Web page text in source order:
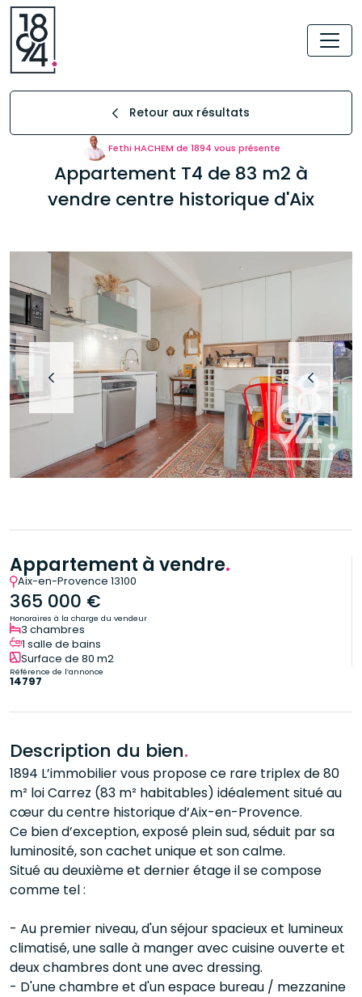
Retour aux résultats
Fethi HACHEM de 1894 vous présente
Appartement T4 de 83 m2 à
vendre centre historique d'Aix
Appartement à vendre.
Aix-en-Provence 13100
365 000 €
Honoraires à la charge du vendeur
3 chambres
1 salle de bains
Surface de 80 m2
Référence de l’annonce
14797
Description du bien.
1894 L’immobilier vous propose ce rare triplex de 80
m² loi Carrez (83 m² habitables) idéalement situé au
cœur du centre historique d’Aix-en-Provence.
Ce bien d’exception, exposé plein sud, séduit par sa
luminosité, son cachet unique et son calme.
Situé au deuxième et dernier étage il se compose
comme tel :
- Au premier niveau, d'un séjour spacieux et lumineux
climatisé, une salle à manger avec cuisine ouverte et
deux chambres dont une avec dressing.
- D'une chambre et d'un espace bureau / mezzanine